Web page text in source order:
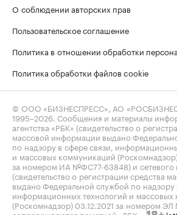
О соблюдении авторских прав
Пользовательское соглашение
Политика в отношении обработки
Политика обработки файлов cookie
© ООО «БИЗНЕСПРЕСС», АО
1995–2026 . Сообщения и материалы
агентства «РБК» (свидетельство о
массовой информации выдано
по надзору в сфере связи,
и массовых коммуникаций
за номером ИА №ФС77-63848) и сетевого
(свидетельство о регистрации средства
выдано Федеральной службой по надзору
информационных технологий и массовых
(Роскомнадзор) 03.12.2021 за номером